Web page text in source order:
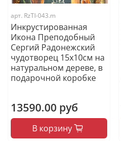
арт. RzTI-043.m
Инкрустированная
Икона Преподобный
Сергий Радонежский
чудотворец 15х10см на
натуральном дереве, в
подарочной коробке
13590.00 руб
В корзину